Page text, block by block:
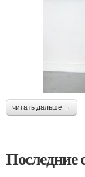
читать дальше →
Последние